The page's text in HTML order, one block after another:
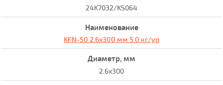
24K7032/KS064
KFN-50 2.6x300 мм 5.0 кг/уп
2.6x300